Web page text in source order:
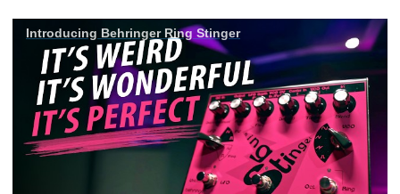
Introducing Behringer Ring Stinger